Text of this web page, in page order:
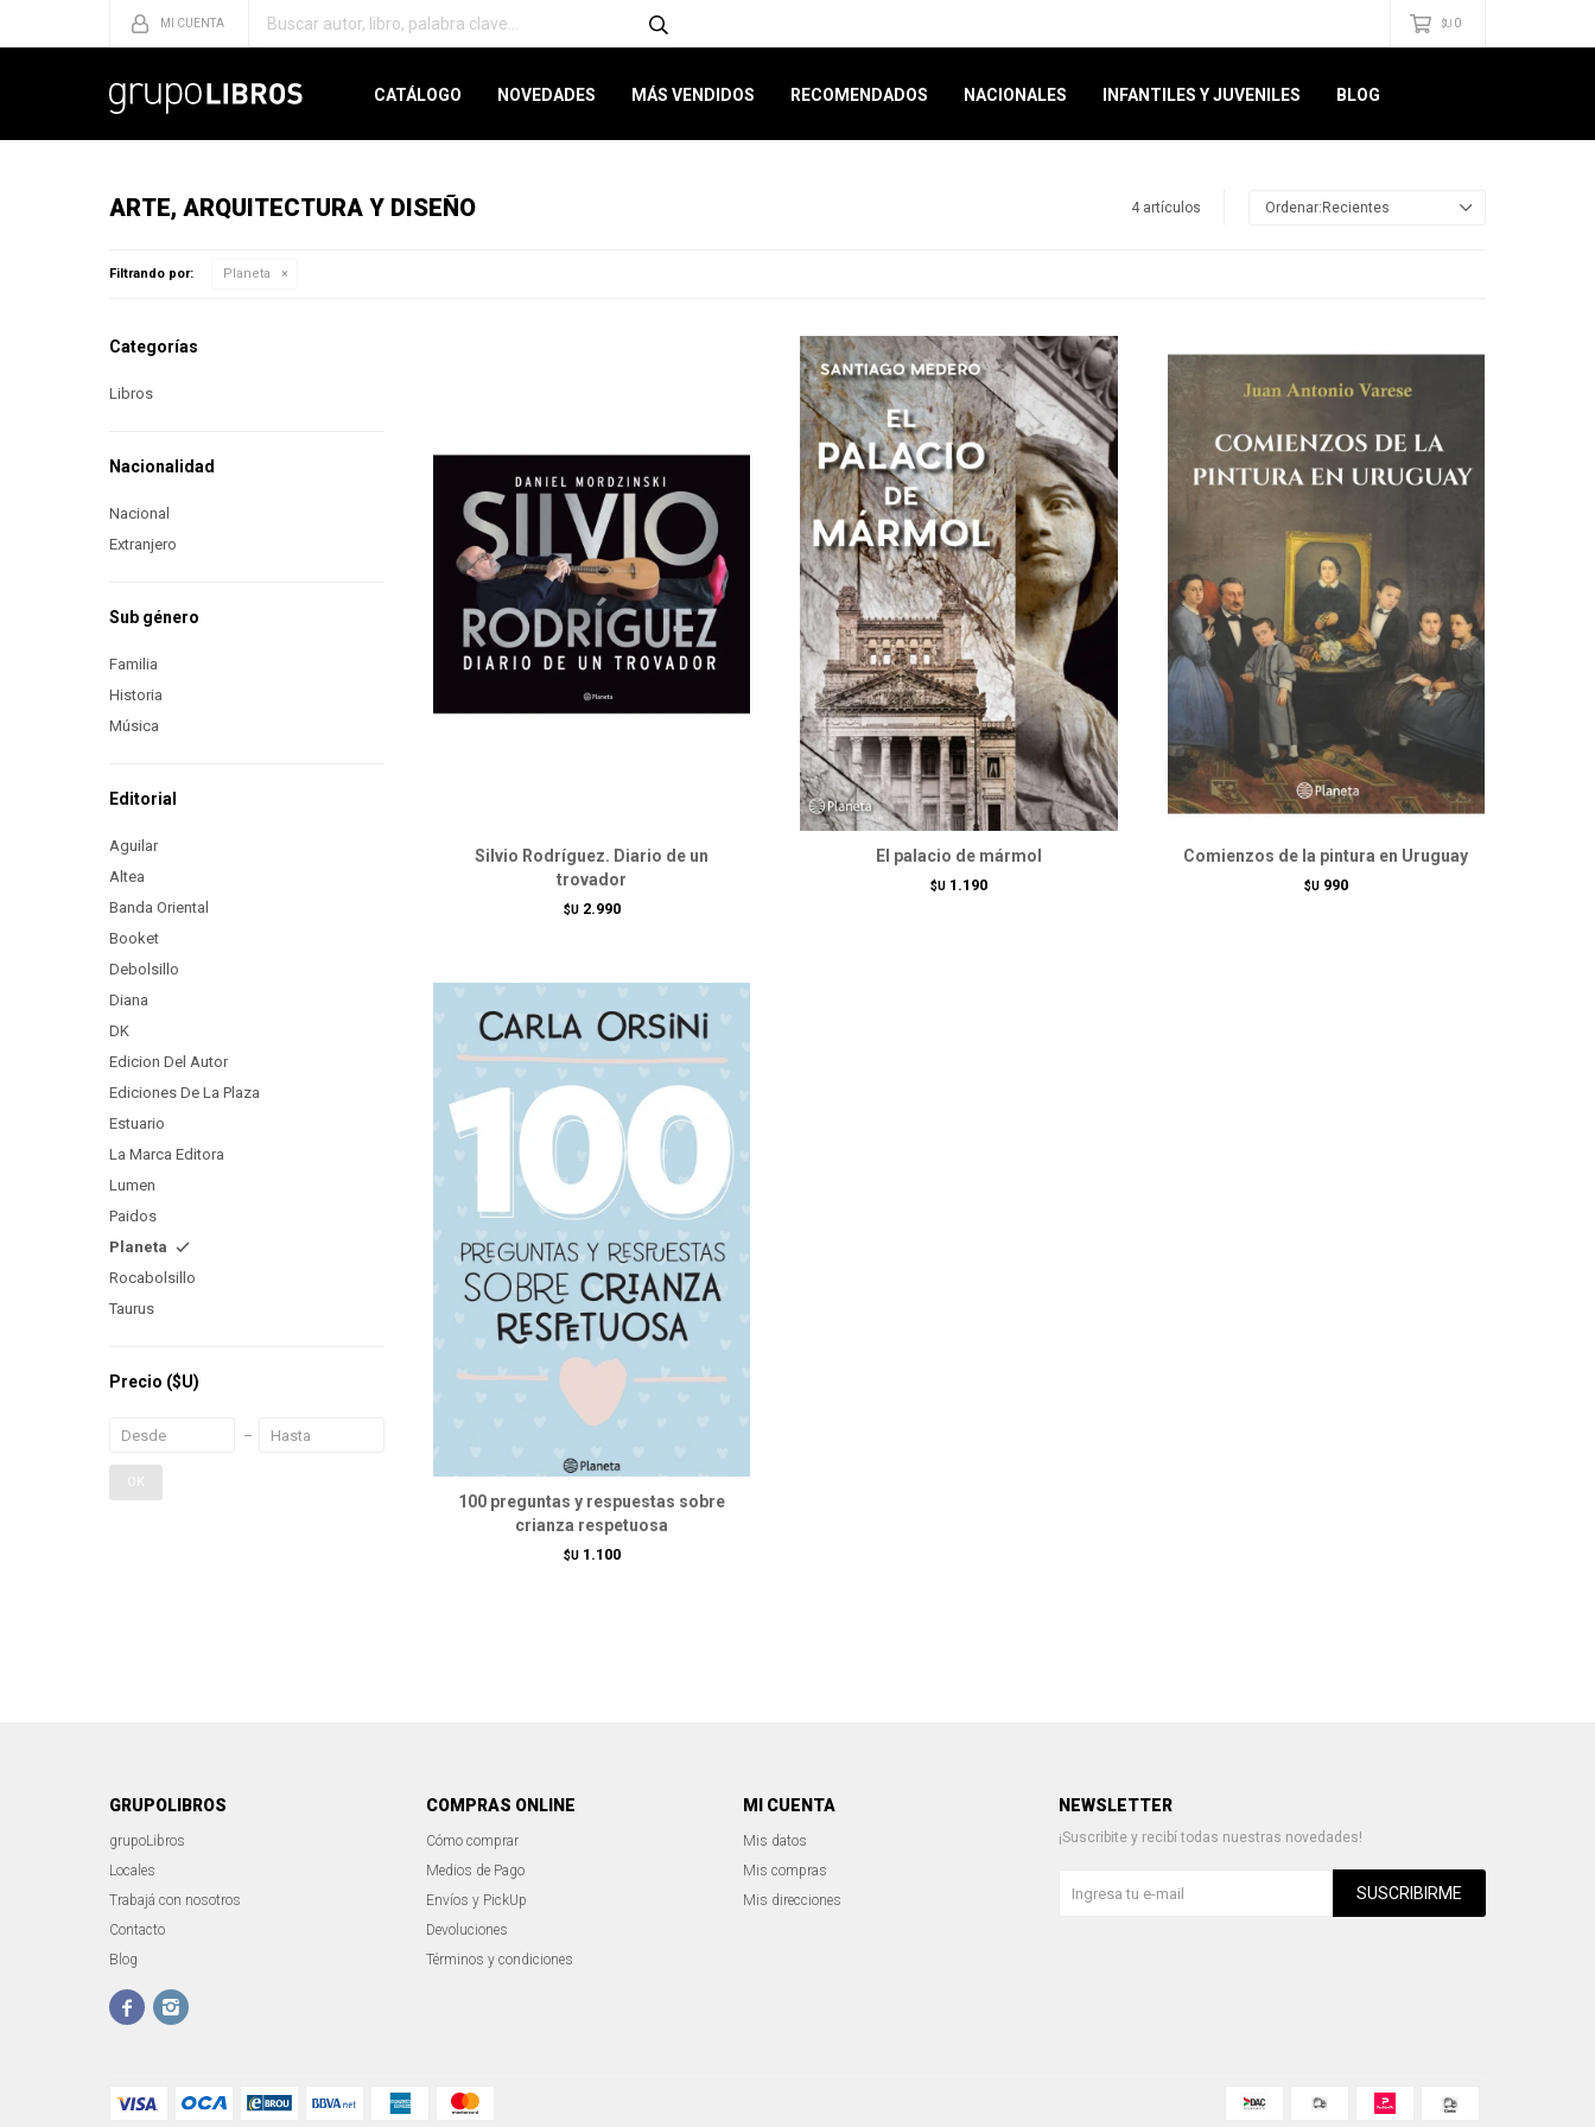
CATÁLOGO NOVEDADES MÁS VENDIDOS RECOMENDADOS NACIONALES INFANTILES Y JUVENILES BLOG
$U 0
ARTE, ARQUITECTURA Y DISEÑO 4 artículos Recientes
Filtrando por: Planeta
Silvio Rodríguez. Diario de un
trovador
$U 2.990
El palacio de mármol
$U 1.190
Comienzos de la pintura en Uruguay
$U 990
100 preguntas y respuestas sobre
crianza respetuosa
$U 1.100
Categorías
Libros
Nacionalidad
Nacional
Extranjero
Sub género
Familia
Historia
Música
Editorial
Aguilar
Altea
Banda Oriental
Booket
Debolsillo
Diana
DK
Edicion Del Autor
Ediciones De La Plaza
Estuario
La Marca Editora
Lumen
Paidos
Planeta
Rocabolsillo
Taurus
Precio ($U)
OK
GRUPOLIBROS
grupoLibros
Locales
Trabajá con nosotros
Contacto
Blog
 
COMPRAS ONLINE
Cómo comprar
Medios de Pago
Envíos y PickUp
Devoluciones
Términos y condiciones
MI CUENTA
Mis datos
Mis compras
Mis direcciones
NEWSLETTER
¡Suscribite y recibí todas nuestras novedades!
SUSCRIBIRME